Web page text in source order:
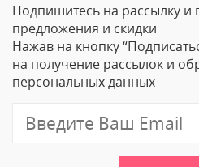
Ваше Имя
Email
Подпишитесь на рассылку и
предложения и скидки
Нажав на кнопку
на получение рассылок и
персональных данных